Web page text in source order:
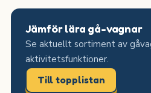
Jämför lära gå-vagnar
Se aktuellt sortiment av
aktivitetsfunktioner.
Till topplistan